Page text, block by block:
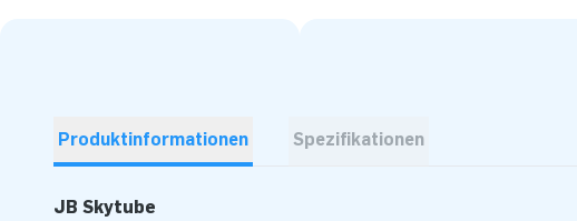
Produktinformationen Spezifikationen
JB Skytube